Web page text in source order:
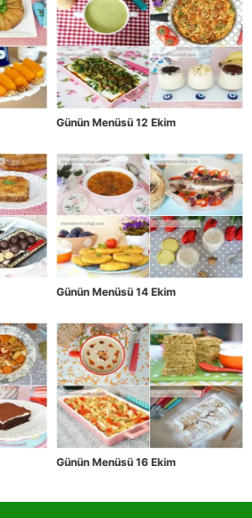
Günün Menüsü 12 Ekim
Günün Menüsü 14 Ekim
Günün Menüsü 16 Ekim